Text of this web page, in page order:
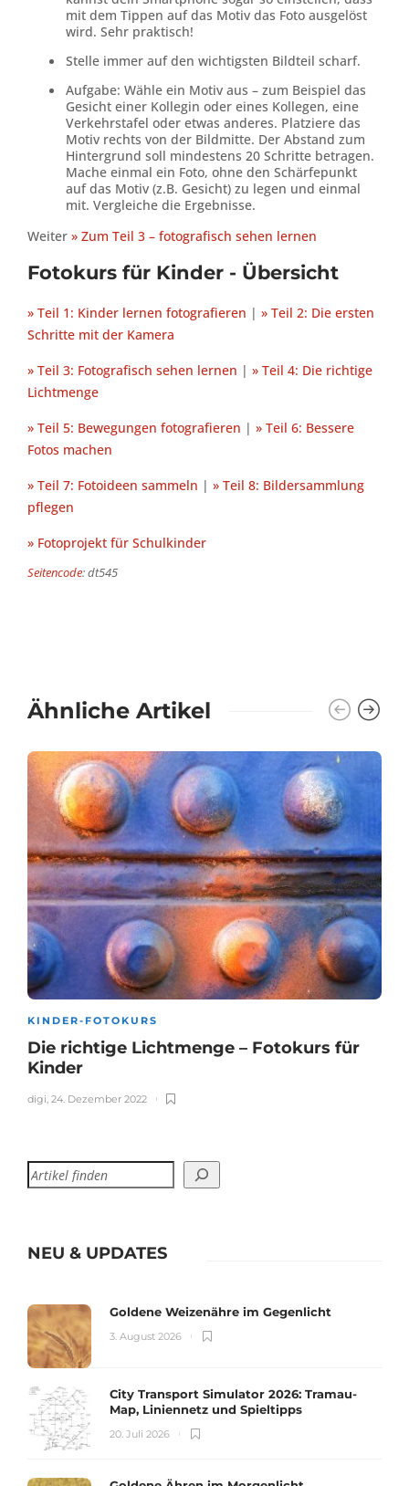
mit dem Tippen auf das Motiv das Foto ausgelöst
wird. Sehr praktisch!
Stelle immer auf den wichtigsten Bildteil scharf.
Aufgabe: Wähle ein Motiv aus – zum Beispiel das
Gesicht einer Kollegin oder eines Kollegen, eine
Verkehrstafel oder etwas anderes. Platziere das
Motiv rechts von der Bildmitte. Der Abstand zum
Hintergrund soll mindestens 20 Schritte betragen.
Mache einmal ein Foto, ohne den Schärfepunkt
auf das Motiv (z.B. Gesicht) zu legen und einmal
mit. Vergleiche die Ergebnisse.
Weiter » Zum Teil 3 – fotografisch sehen lernen
Fotokurs für Kinder - Übersicht
» Teil 1: Kinder lernen fotografieren
» Teil 2: Die ersten
Schritte mit der Kamera
» Teil 3: Fotografisch sehen lernen
» Teil 4: Die richtige
Lichtmenge
» Teil 5: Bewegungen fotografieren
» Teil 6: Bessere
Fotos machen
» Teil 7: Fotoideen sammeln
» Teil 8: Bildersammlung
pflegen
» Fotoprojekt für Schulkinder
Seitencode: dt545
Ähnliche Artikel
KINDER-FOTOKURS
Die richtige Lichtmenge – Fotokurs für
Kinder
digi, 24. Dezember 2022
NEU & UPDATES
Goldene Weizenähre im Gegenlicht
3. August 2026
City Transport Simulator 2026: Tramau-
Map, Liniennetz und Spieltipps
20. Juli 2026